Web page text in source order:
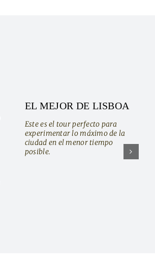
EL MEJOR DE LISBOA
Este es el tour perfecto para
experimentar lo máximo de la
ciudad en el menor tiempo
posible.